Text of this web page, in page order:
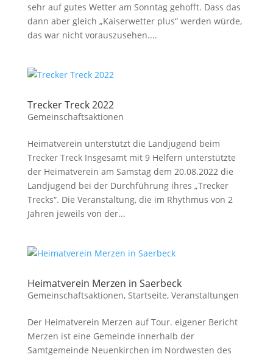
sehr auf gutes Wetter am Sonntag gehofft. Dass das
dann aber gleich „Kaiserwetter plus“ werden würde,
das war nicht vorauszusehen....
Trecker Treck 2022
Gemeinschaftsaktionen
Heimatverein unterstützt die Landjugend beim
Trecker Treck Insgesamt mit 9 Helfern unterstützte
der Heimatverein am Samstag dem 20.08.2022 die
Landjugend bei der Durchführung ihres „Trecker
Trecks“. Die Veranstaltung, die im Rhythmus von 2
Jahren jeweils von der...
Heimatverein Merzen in Saerbeck
Gemeinschaftsaktionen, Startseite, Veranstaltungen
Der Heimatverein Merzen auf Tour. eigener Bericht
Merzen ist eine Gemeinde innerhalb der
Samtgemeinde Neuenkirchen im Nordwesten des